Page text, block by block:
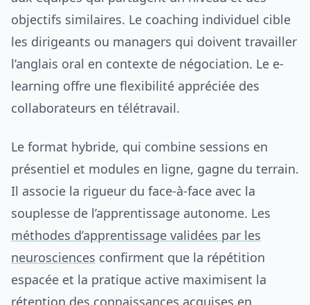
objectifs similaires. Le coaching individuel cible
les dirigeants ou managers qui doivent travailler
l’anglais oral en contexte de négociation. Le e-
learning offre une flexibilité appréciée des
collaborateurs en télétravail.
Le format hybride, qui combine sessions en
présentiel et modules en ligne, gagne du terrain.
Il associe la rigueur du face-à-face avec la
souplesse de l’apprentissage autonome. Les
méthodes d’apprentissage validées par les
neurosciences confirment que la répétition
espacée et la pratique active maximisent la
rétention des connaissances acquises en